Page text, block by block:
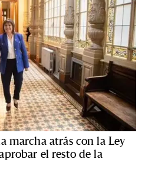
marcha atrás con la Ley
el resto de la